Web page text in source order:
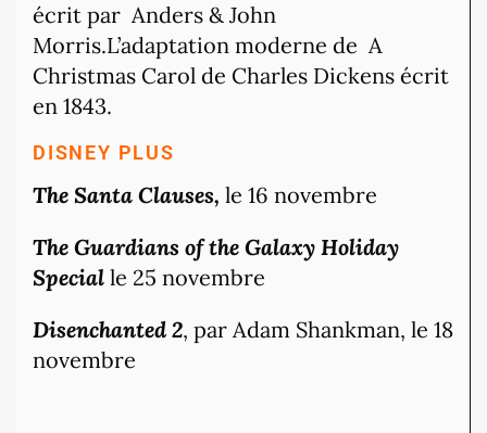
écrit par Anders & John
Morris.L’adaptation moderne de A
Christmas Carol de Charles Dickens écrit
en 1843.
DISNEY PLUS
The Santa Clauses, le 16 novembre
The Guardians of the Galaxy Holiday
Special le 25 novembre
Disenchanted 2, par Adam Shankman, le 18
novembre